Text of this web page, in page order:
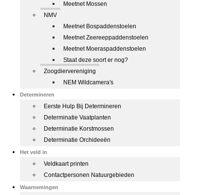
Meetnet Mossen
NMV
Meetnet Bospaddenstoelen
Meetnet Zeereeppaddenstoelen
Meetnet Moeraspaddenstoelen
Staat deze soort er nog?
Zoogdiervereniging
NEM Wildcamera's
Determineren
Eerste Hulp Bij Determineren
Determinatie Vaatplanten
Determinatie Korstmossen
Determinatie Orchideeën
Het veld in
Veldkaart printen
Contactpersonen Natuurgebieden
Waarnemingen